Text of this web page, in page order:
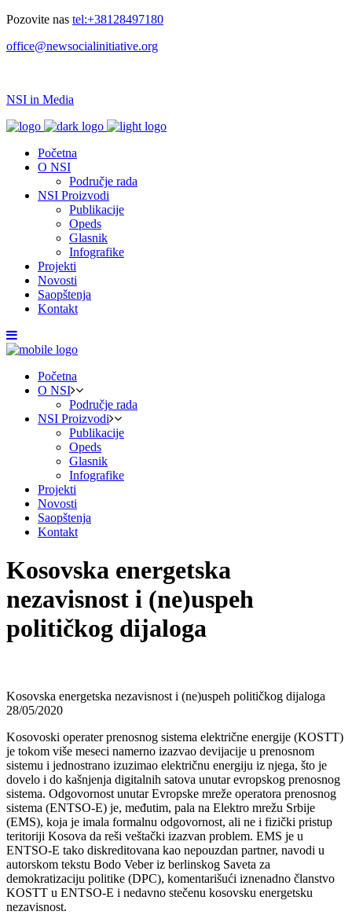
Pozovite nas tel:+38128497180
office@newsocialinitiative.org
NSI in Media
Početna
O NSI
Područje rada
NSI Proizvodi
Publikacije
Opeds
Glasnik
Infografike
Projekti
Novosti
Saopštenja
Kontakt
Početna
O NSI
Područje rada
NSI Proizvodi
Publikacije
Opeds
Glasnik
Infografike
Projekti
Novosti
Saopštenja
Kontakt
Kosovska energetska
nezavisnost i (ne)uspeh
političkog dijaloga
Kosovska energetska nezavisnost i (ne)uspeh političkog dijaloga
28/05/2020
Kosovoski operater prenosnog sistema električne energije (KOSTT)
je tokom više meseci namerno izazvao devijacije u prenosnom
sistemu i jednostrano izuzimao električnu energiju iz njega, što je
dovelo i do kašnjenja digitalnih satova unutar evropskog prenosnog
sistema. Odgovornost unutar Evropske mreže operatora prenosnog
sistema (ENTSO-E) je, međutim, pala na Elektro mrežu Srbije
(EMS), koja je imala formalnu odgovornost, ali ne i fizički pristup
teritoriji Kosova da reši veštački izazvan problem. EMS je u
ENTSO-E tako diskreditovana kao nepouzdan partner, navodi u
autorskom tekstu Bodo Veber iz berlinskog Saveta za
demokratizaciju politike (DPC), komentarišući iznenadno članstvo
KOSTT u ENTSO-E i nedavno stečenu kosovsku energetsku
nezavisnost.